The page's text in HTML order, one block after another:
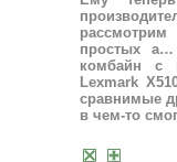
простых
комбайн с
Lexmark
сравнимые
в чем-то